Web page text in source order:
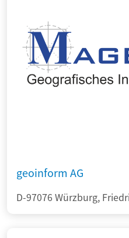
geoinform AG
D-97076 Würzburg,